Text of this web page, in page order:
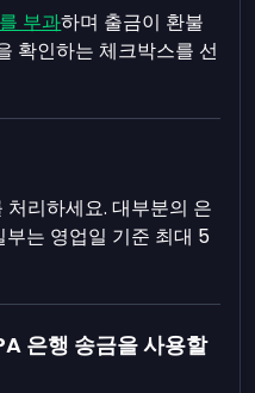
부과하며 출금이 환불
확인하는 체크박스를 선
리하세요. 대부분의 은
는 영업일 기준 최대 5
은행 송금을 사용할